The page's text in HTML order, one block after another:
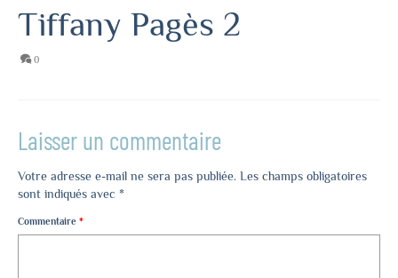
Tiffany Pagès 2
0
Laisser un commentaire
Votre adresse e-mail ne sera pas publiée. Les champs obligatoires
sont indiqués avec *
Commentaire *